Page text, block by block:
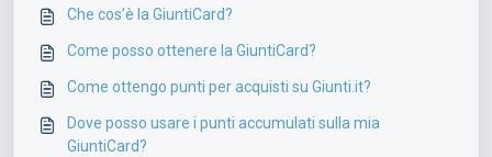
Che cos’è la GiuntiCard?
Come posso ottenere la GiuntiCard?
Come ottengo punti per acquisti su Giunti.it?
Dove posso usare i punti accumulati sulla mia
GiuntiCard?